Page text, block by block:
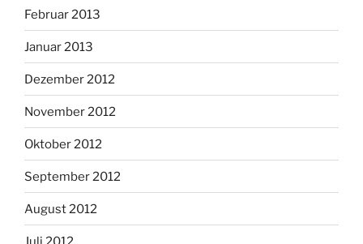
Februar 2013
Januar 2013
Dezember 2012
November 2012
Oktober 2012
September 2012
August 2012